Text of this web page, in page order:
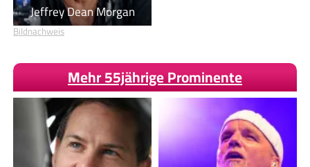
Jeffrey Dean Morgan
Bildnachweis
Mehr 55jährige Prominente